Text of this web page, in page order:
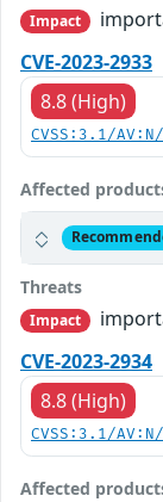
Impact
CVE-2023-2933
8.8 (High)
CVSS:3.1/
Affected
Threats
Impact
CVE-2023-2934
8.8 (High)
CVSS:3.1/
Affected